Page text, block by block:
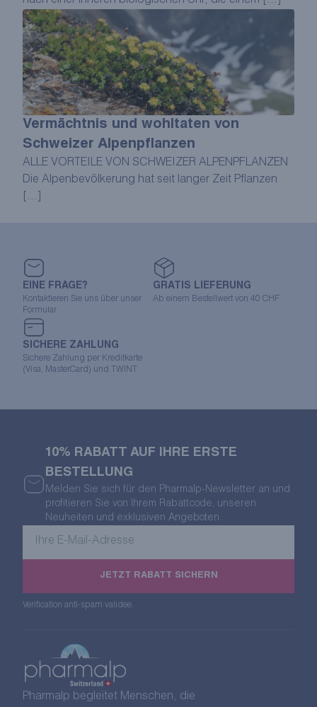
Vermächtnis und wohltaten von
Schweizer Alpenpflanzen
ALLE VORTEILE VON SCHWEIZER ALPENPFLANZEN
Die Alpenbevölkerung hat seit langer Zeit Pflanzen
[…]
EINE FRAGE?
Kontaktieren Sie uns über unser
Formular
GRATIS LIEFERUNG
Ab einem Bestellwert von 40 CHF
SICHERE ZAHLUNG
Sichere Zahlung per Kreditkarte
(Visa, MasterCard) und TWINT
10% RABATT AUF IHRE ERSTE
BESTELLUNG
Melden Sie sich für den Pharmalp-Newsletter an und
profitieren Sie von Ihrem Rabattcode, unseren
Neuheiten und exklusiven Angeboten.
Ihre
JETZT RABATT SICHERN
Verification anti-spam validee.
Pharmalp begleitet Menschen, die